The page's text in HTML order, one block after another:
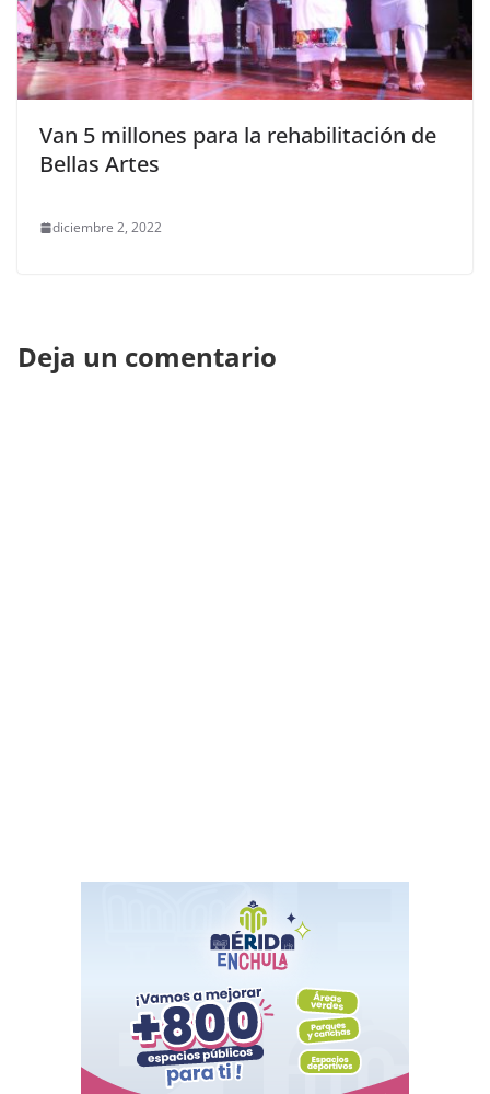
Van 5 millones para la rehabilitación de
Bellas Artes
diciembre 2, 2022
Deja un comentario